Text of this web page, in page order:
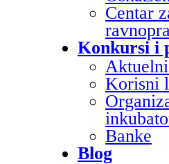
Centar
Konkursi i
Korisni
Banke
Blog